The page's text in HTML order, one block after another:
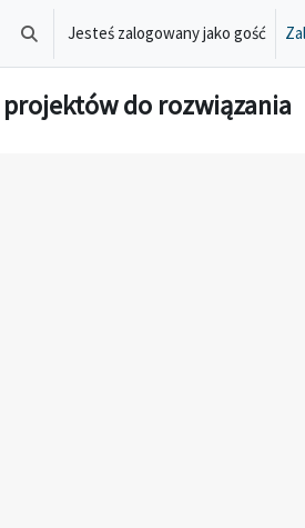
Przełącznik wyszukiwarki
Jesteś zalogowany jako gość
projektów do rozwiązania